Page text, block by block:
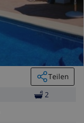
Teilen
2